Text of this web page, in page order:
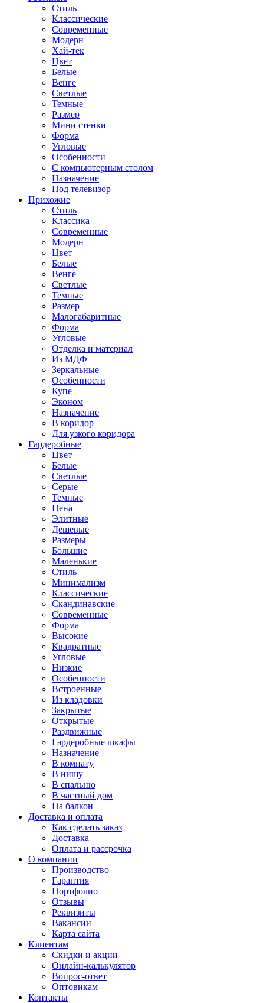
Стиль
Классические
Современные
Модерн
Хай-тек
Цвет
Белые
Венге
Светлые
Темные
Размер
Мини стенки
Форма
Угловые
Особенности
С компьютерным столом
Назначение
Под телевизор
Прихожие
Стиль
Классика
Современные
Модерн
Цвет
Белые
Венге
Светлые
Темные
Размер
Малогабаритные
Форма
Угловые
Отделка и материал
Из МДФ
Зеркальные
Особенности
Купе
Эконом
Назначение
В коридор
Для узкого коридора
Гардеробные
Цвет
Белые
Светлые
Серые
Темные
Цена
Элитные
Дешевые
Размеры
Большие
Маленькие
Стиль
Минимализм
Классические
Скандинавские
Современные
Форма
Высокие
Квадратные
Угловые
Низкие
Особенности
Встроенные
Из кладовки
Закрытые
Открытые
Раздвижные
Гардеробные шкафы
Назначение
В комнату
В нишу
В спальню
В частный дом
На балкон
Доставка и оплата
Как сделать заказ
Доставка
Оплата и рассрочка
О компании
Производство
Гарантия
Портфолио
Отзывы
Реквизиты
Вакансии
Карта сайта
Клиентам
Скидки и акции
Онлайн-калькулятор
Вопрос-ответ
Оптовикам
Контакты